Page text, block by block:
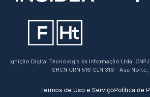
Ignição Digital Tecnologia da Informação Ltda.
SHCN CRN 516 CLN 316 - Asa Norte,
Termos de Uso e ServiçoPolítica de